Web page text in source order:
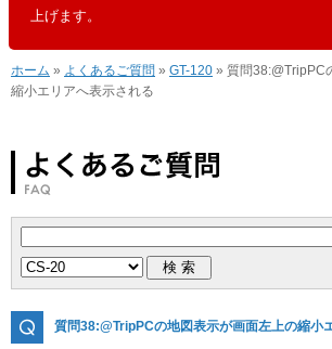
上げます。
ホーム » よくあるご質問 » GT-120 » 質問38:@TripPC
縮小エリアへ表示される
質問38:@TripPCの地図表示が画面左上の縮小